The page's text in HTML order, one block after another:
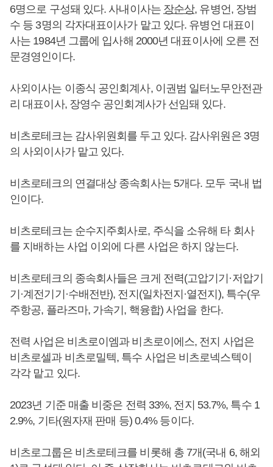
6명으로 구성돼 있다. 사내이사는 장순상, 유병언, 장범
수 등 3명의 각자대표이사가 맡고 있다. 유병언 대표이
사는 1984년 그룹에 입사해 2000년 대표이사에 오른 전
문경영인이다.
사외이사는 이종식 공인회계사, 이권범 일터노무안전관
리 대표이사, 장영수 공인회계사가 선임돼 있다.
비츠로테크는 감사위원회를 두고 있다. 감사위원은 3명
의 사외이사가 맡고 있다.
비츠로테크의 연결대상 종속회사는 5개다. 모두 국내 법
인이다.
비츠로테크는 순수지주회사로, 주식을 소유해 타 회사
를 지배하는 사업 이외에 다른 사업은 하지 않는다.
비츠로테크의 종속회사들은 크게 전력(고압기기·저압기
기·계전기기·수배전반), 전지(일차전지·열전지), 특수(우
주항공, 플라즈마, 가속기, 핵융합) 사업을 한다.
전력 사업은 비츠로이엠과 비츠로이에스, 전지 사업은
비츠로셀과 비츠로밀텍, 특수 사업은 비츠로넥스텍이
각각 맡고 있다.
2023년 기준 매출 비중은 전력 33%, 전지 53.7%, 특수 1
2.9%, 기타(원자재 판매 등) 0.4% 등이다.
비츠로그룹은 비츠로테크를 비롯해 총 7개(국내 6, 해외